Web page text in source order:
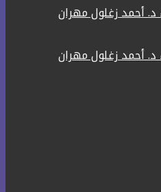
د. أحمد زغلول مهران
د. أحمد زغلول مهران